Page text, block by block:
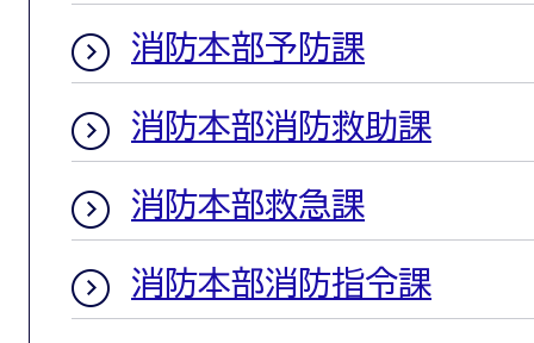
消防本部予防課
消防本部消防救助課
消防本部救急課
消防本部消防指令課